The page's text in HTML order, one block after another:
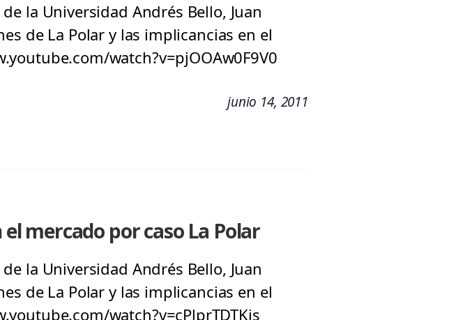
la Universidad Andrés Bello, Juan
de La Polar y las implicancias en el
watch?v=pjOOAw0F9V0
junio 14, 2011
mercado por caso La Polar
la Universidad Andrés Bello, Juan
de La Polar y las implicancias en el
watch?v=cPlprTDTKis